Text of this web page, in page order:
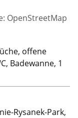
OpenStreetMap
offene
Badewanne, 1
Rysanek-Park,